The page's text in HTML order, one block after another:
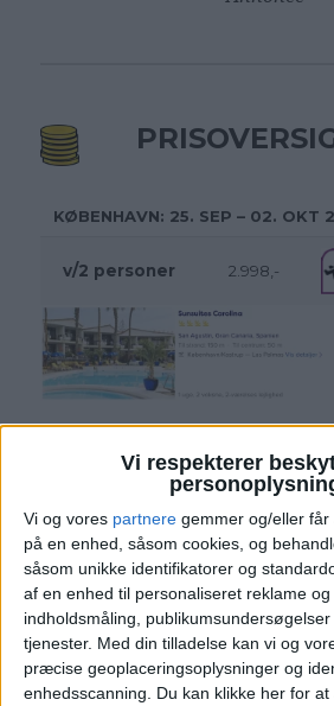
Vi respekterer
Vi og vores partnere gemmer og/eller
på en enhed, såsom cookies, og
såsom unikke identifikatorer og
af en enhed til personaliseret reklame
indholdsmåling,
tjenester. Med din tilladelse kan vi og
præcise geoplaceringsoplysninger og
enhedsscanning. Du kan klikke her for
KØBENHAVN: 25. SEP – 02.
v/2 personer 2.998,-
HOTEL